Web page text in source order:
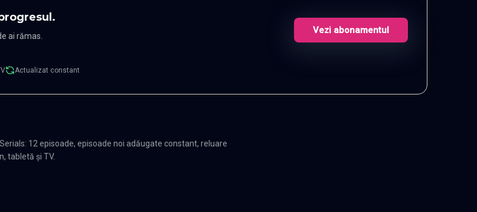
ai rămas.
Vezi abonamentul
Actualizat constant
12 episoade, episoade noi adăugate constant, reluare
tabletă și TV.